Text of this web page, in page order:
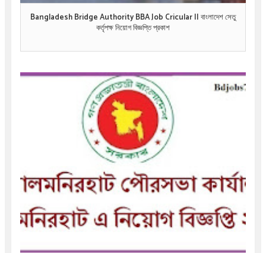
Bangladesh Bridge Authority BBA Job Cricular || বাংলাদেশ সেতু
কর্তৃপক্ষ নিয়োগ বিজ্ঞপ্তি প্রকাশ